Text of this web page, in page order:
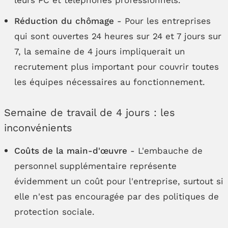
Réduction du chômage - Pour les entreprises
qui sont ouvertes 24 heures sur 24 et 7 jours sur
7, la semaine de 4 jours impliquerait un
recrutement plus important pour couvrir toutes
les équipes nécessaires au fonctionnement.
Semaine de travail de 4 jours : les
inconvénients
Coûts de la main-d'œuvre - L'embauche de
personnel supplémentaire représente
évidemment un coût pour l'entreprise, surtout si
elle n'est pas encouragée par des politiques de
protection sociale.